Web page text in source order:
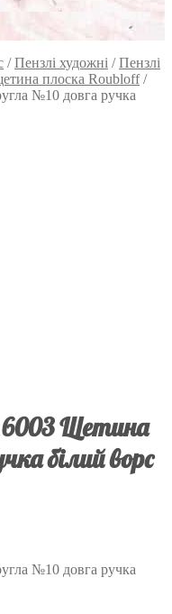
/Пензлі художні /Пензлі
плоска Roubloff/
№10 довга ручка
6003 Щетина
білий ворс
№10 довга ручка